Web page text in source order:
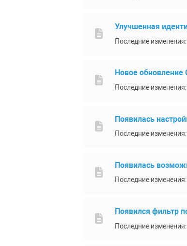
Улучшенная
Последние
Новое обновление
Последние
Появилась
Последние
Появилась
Последние
Появился фильтр
Последние